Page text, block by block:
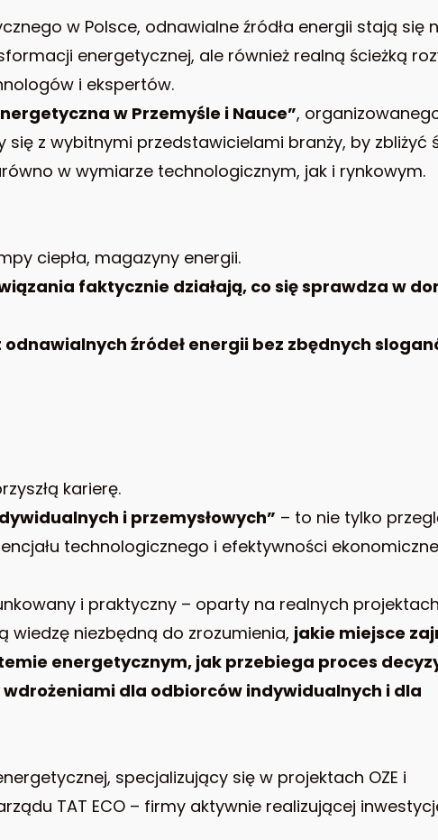
w Polsce, odnawialne źródła energii stają się
energetycznej, ale również realną ścieżką
i ekspertów.
w Przemyśle i Nauce”,
się z wybitnymi przedstawicielami branży, by zbliżyć
w wymiarze technologicznym, jak i rynkowym.
ciepła, magazyny energii.
faktycznie działają, co się sprawdza w
źródeł energii bez zbędnych
karierę.
i przemysłowych” – to nie tylko
technologicznego i efektywności
i praktyczny – oparty na realnych
niezbędną do zrozumienia, jakie miejsce
energetycznym, jak przebiega proces
dla odbiorców indywidualnych i dla
specjalizujący się w projektach OZE i
TAT ECO – firmy aktywnie realizującej